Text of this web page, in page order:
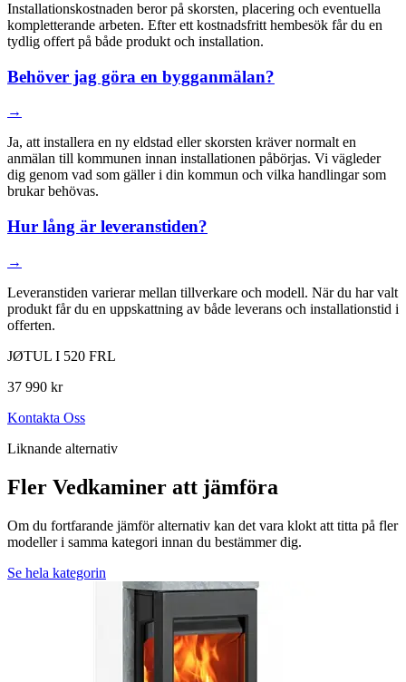
Installationskostnaden beror på skorsten, placering och eventuella
kompletterande arbeten. Efter ett kostnadsfritt hembesök får du en
tydlig offert på både produkt och installation.
Behöver jag göra en bygganmälan?
→
Ja, att installera en ny eldstad eller skorsten kräver normalt en
anmälan till kommunen innan installationen påbörjas. Vi vägleder
dig genom vad som gäller i din kommun och vilka handlingar som
brukar behövas.
Hur lång är leveranstiden?
→
Leveranstiden varierar mellan tillverkare och modell. När du har valt
produkt får du en uppskattning av både leverans och installationstid i
offerten.
JØTUL I 520 FRL
37 990 kr
Kontakta Oss
Liknande alternativ
Fler Vedkaminer att jämföra
Om du fortfarande jämför alternativ kan det vara klokt att titta på fler
modeller i samma kategori innan du bestämmer dig.
Se hela kategorin